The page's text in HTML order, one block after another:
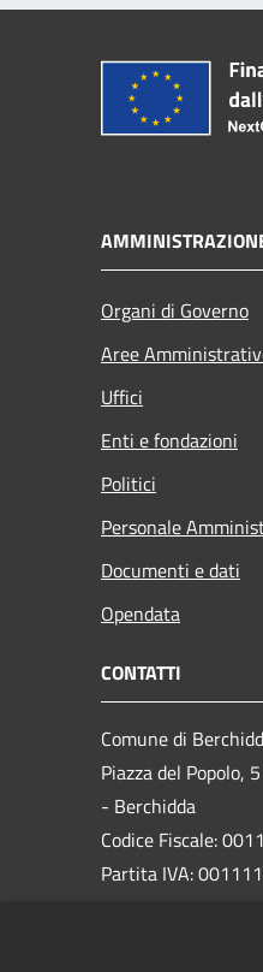
Organi di Governo
Aree
Uffici
Enti e fondazioni
Politici
Personale
Documenti e dati
Opendata
CONTATTI
Comune di
Piazza del Popolo,
- Berchidda
Codice Fiscale:
Partita IVA: